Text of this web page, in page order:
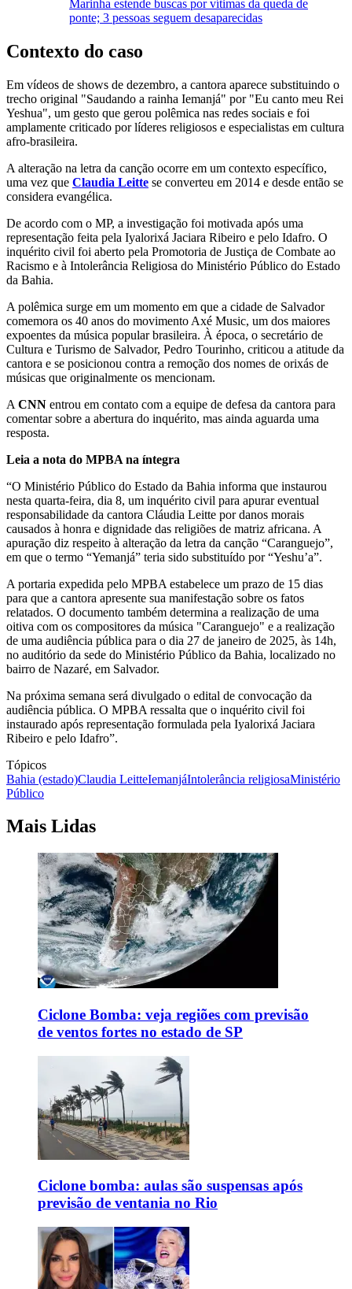
Marinha estende buscas por vítimas da queda de
ponte; 3 pessoas seguem desaparecidas
Contexto do caso
Em vídeos de shows de dezembro, a cantora aparece substituindo o
trecho original "Saudando a rainha Iemanjá" por "Eu canto meu Rei
Yeshua", um gesto que gerou polêmica nas redes sociais e foi
amplamente criticado por líderes religiosos e especialistas em cultura
afro-brasileira.
A alteração na letra da canção ocorre em um contexto específico,
uma vez que Claudia Leitte se converteu em 2014 e desde então se
considera evangélica.
De acordo com o MP, a investigação foi motivada após uma
representação feita pela Iyalorixá Jaciara Ribeiro e pelo Idafro. O
inquérito civil foi aberto pela Promotoria de Justiça de Combate ao
Racismo e à Intolerância Religiosa do Ministério Público do Estado
da Bahia.
A polêmica surge em um momento em que a cidade de Salvador
comemora os 40 anos do movimento Axé Music, um dos maiores
expoentes da música popular brasileira. À época, o secretário de
Cultura e Turismo de Salvador, Pedro Tourinho, criticou a atitude da
cantora e se posicionou contra a remoção dos nomes de orixás de
músicas que originalmente os mencionam.
A CNN entrou em contato com a equipe de defesa da cantora para
comentar sobre a abertura do inquérito, mas ainda aguarda uma
resposta.
Leia a nota do MPBA na íntegra
“O Ministério Público do Estado da Bahia informa que instaurou
nesta quarta-feira, dia 8, um inquérito civil para apurar eventual
responsabilidade da cantora Cláudia Leitte por danos morais
causados à honra e dignidade das religiões de matriz africana. A
apuração diz respeito à alteração da letra da canção “Caranguejo”,
em que o termo “Yemanjá” teria sido substituído por “Yeshu’a”.
A portaria expedida pelo MPBA estabelece um prazo de 15 dias
para que a cantora apresente sua manifestação sobre os fatos
relatados. O documento também determina a realização de uma
oitiva com os compositores da música "Caranguejo" e a realização
de uma audiência pública para o dia 27 de janeiro de 2025, às 14h,
no auditório da sede do Ministério Público da Bahia, localizado no
bairro de Nazaré, em Salvador.
Na próxima semana será divulgado o edital de convocação da
audiência pública. O MPBA ressalta que o inquérito civil foi
instaurado após representação formulada pela Iyalorixá Jaciara
Ribeiro e pelo Idafro”.
Tópicos
Bahia (estado)Claudia LeitteIemanjáIntolerância religiosaMinistério
Público
Mais Lidas
Ciclone Bomba: veja regiões com previsão
de ventos fortes no estado de SP
Ciclone bomba: aulas são suspensas após
previsão de ventania no Rio